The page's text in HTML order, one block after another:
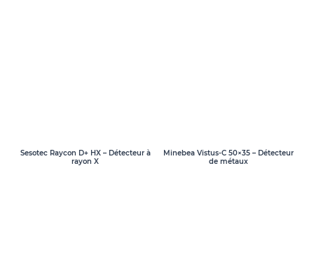
Sesotec Raycon D+ HX – Détecteur à
rayon X
Minebea Vistus-C 50×35 – Détecteur
de métaux